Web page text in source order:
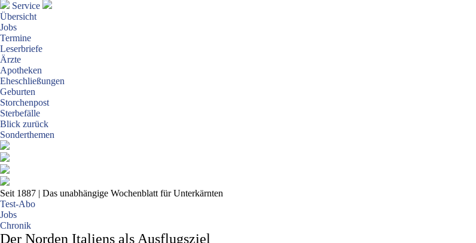
Service
Übersicht
Jobs
Termine
Leserbriefe
Ärzte
Apotheken
Eheschließungen
Geburten
Storchenpost
Sterbefälle
Blick zurück
Sonderthemen
Seit 1887 | Das unabhängige Wochenblatt für Unterkärnten
Test-Abo
Jobs
Chronik
Der Norden Italiens als Ausflugsziel